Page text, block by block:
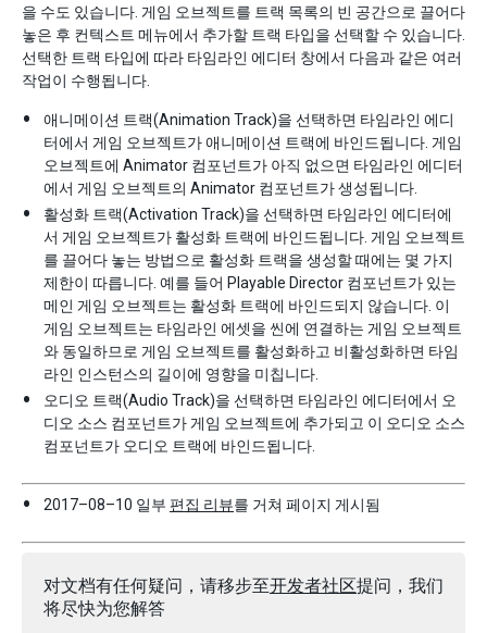
을 수도 있습니다. 게임 오브젝트를 트랙 목록의 빈 공간으로 끌어다
놓은 후 컨텍스트 메뉴에서 추가할 트랙 타입을 선택할 수 있습니다.
선택한 트랙 타입에 따라 타임라인 에디터 창에서 다음과 같은 여러
작업이 수행됩니다.
애니메이션 트랙(Animation Track)을 선택하면 타임라인 에디
터에서 게임 오브젝트가 애니메이션 트랙에 바인드됩니다. 게임
오브젝트에 Animator 컴포넌트가 아직 없으면 타임라인 에디터
에서 게임 오브젝트의 Animator 컴포넌트가 생성됩니다.
활성화 트랙(Activation Track)을 선택하면 타임라인 에디터에
서 게임 오브젝트가 활성화 트랙에 바인드됩니다. 게임 오브젝트
를 끌어다 놓는 방법으로 활성화 트랙을 생성할 때에는 몇 가지
제한이 따릅니다. 예를 들어 Playable Director 컴포넌트가 있는
메인 게임 오브젝트는 활성화 트랙에 바인드되지 않습니다. 이
게임 오브젝트는 타임라인 에셋을 씬에 연결하는 게임 오브젝트
와 동일하므로 게임 오브젝트를 활성화하고 비활성화하면 타임
라인 인스턴스의 길이에 영향을 미칩니다.
오디오 트랙(Audio Track)을 선택하면 타임라인 에디터에서 오
디오 소스 컴포넌트가 게임 오브젝트에 추가되고 이 오디오 소스
컴포넌트가 오디오 트랙에 바인드됩니다.
2017–08–10 일부 편집 리뷰를 거쳐 페이지 게시됨
对文档有任何疑问，请移步至开发者社区提问，我们
将尽快为您解答